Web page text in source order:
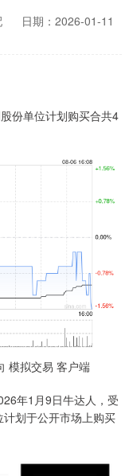
日期：2026-01-11
模拟交易 客户端
年1月9日牛达人，受
划于公开市场上购买